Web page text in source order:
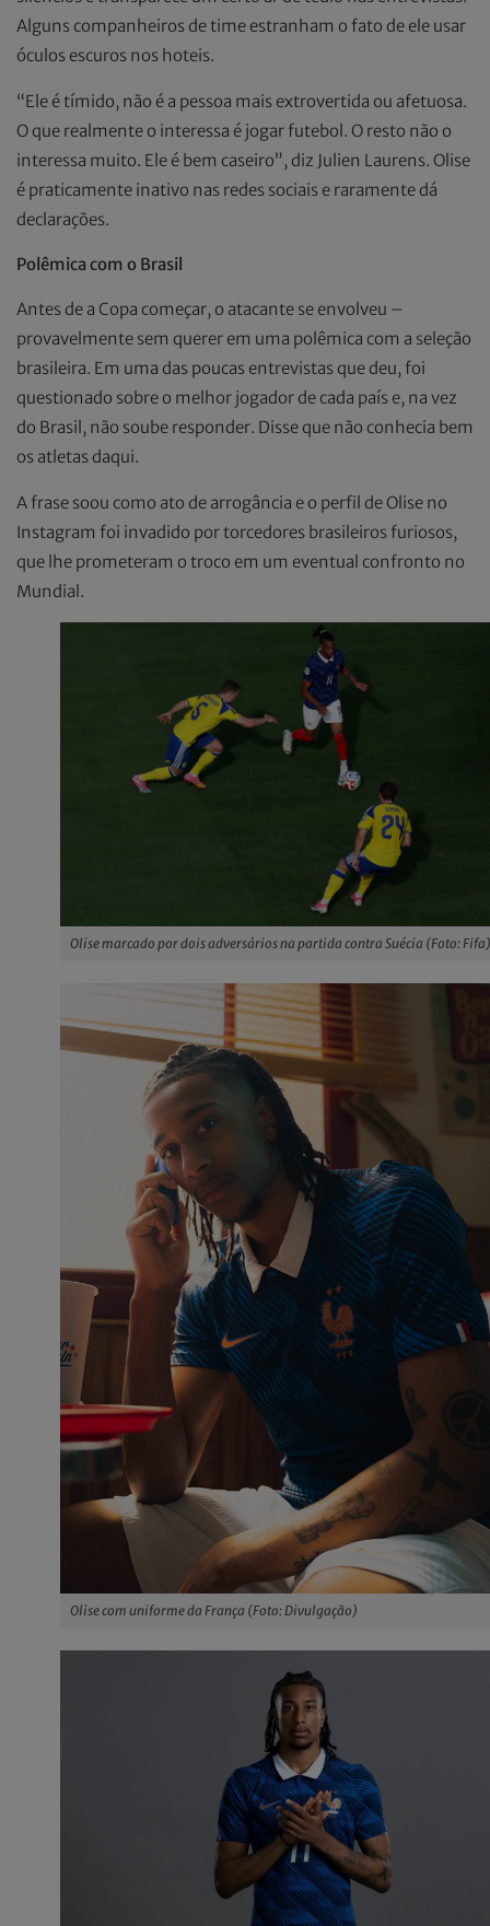
Alguns companheiros de time estranham o fato de ele usar
óculos escuros nos hoteis.
“Ele é tímido, não é a pessoa mais extrovertida ou afetuosa.
O que realmente o interessa é jogar futebol. O resto não o
interessa muito. Ele é bem caseiro”, diz Julien Laurens. Olise
é praticamente inativo nas redes sociais e raramente dá
declarações.
Polêmica com o Brasil
Antes de a Copa começar, o atacante se envolveu –
provavelmente sem querer em uma polêmica com a seleção
brasileira. Em uma das poucas entrevistas que deu, foi
questionado sobre o melhor jogador de cada país e, na vez
do Brasil, não soube responder. Disse que não conhecia bem
os atletas daqui.
A frase soou como ato de arrogância e o perfil de Olise no
Instagram foi invadido por torcedores brasileiros furiosos,
que lhe prometeram o troco em um eventual confronto no
Mundial.
Olise marcado por dois adversários na partida contra Suécia (Foto: Fifa)
Olise com uniforme da França (Foto: Divulgação)